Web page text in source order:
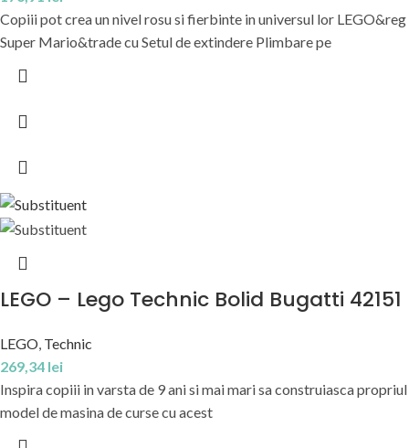
Copiii pot crea un nivel rosu si fierbinte in universul lor LEGO&reg
Super Mario&trade cu Setul de extindere Plimbare pe
LEGO – Lego Technic Bolid Bugatti 42151
LEGO, Technic
269,34 lei
Inspira copiii in varsta de 9 ani si mai mari sa construiasca propriul
model de masina de curse cu acest